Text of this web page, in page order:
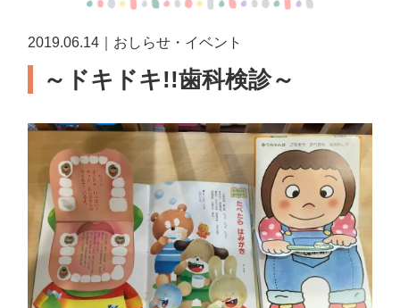
2019.06.14｜おしらせ・イベント
～ドキドキ!!歯科検診～